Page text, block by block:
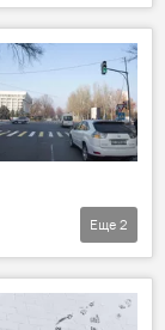
Еще 2